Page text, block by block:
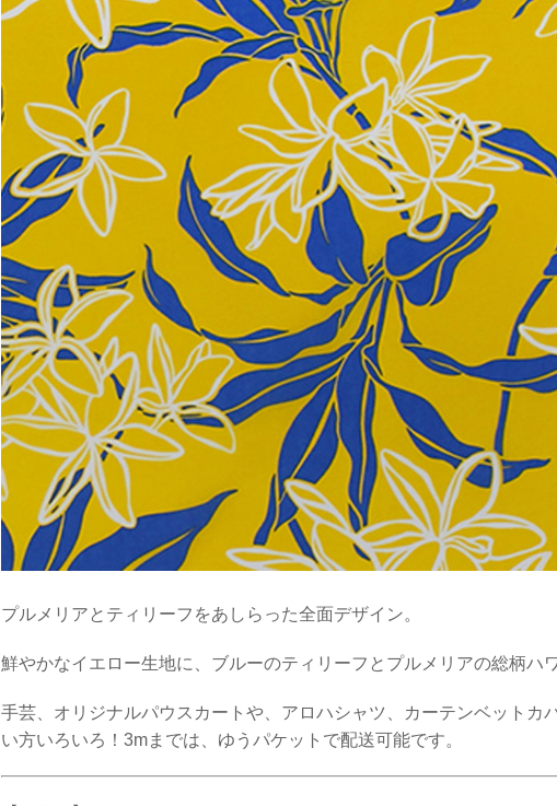
プルメリアとティリーフをあしらった全面デザイン。
鮮やかなイエロー生地に、ブルーのティリーフとプルメリアの総柄ハ
手芸、オリジナルパウスカートや、アロハシャツ、カーテンベットカ
い方いろいろ！3mまでは、ゆうパケットで配送可能です。